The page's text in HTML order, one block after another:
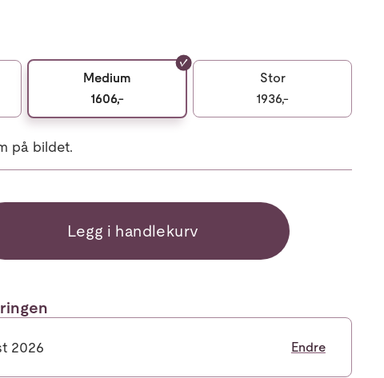
Medium
1606,-
Stor
1936,-
på bildet.
Legg i handlekurv
2026 Endre